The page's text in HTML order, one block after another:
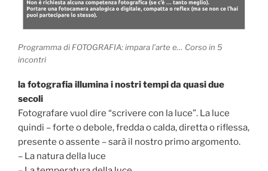
Programma di FOTOGRAFIA: impara l’arte e… Corso in 5
incontri
la fotografia illumina i nostri tempi da quasi due
secoli
Fotografare vuol dire “scrivere con la luce”. La luce
quindi – forte o debole, fredda o calda, diretta o riflessa,
presente o assente – sarà il nostro primo argomento.
– La natura della luce